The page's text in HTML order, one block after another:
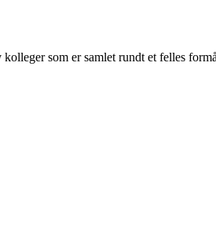
som er samlet rundt et felles